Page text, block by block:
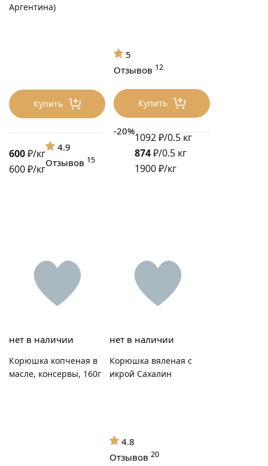
Купить
600₽/кг
600 ₽/кг
Аргентина)
4.9
Отзывов 15
Купить
-20%1092 ₽/0.5 кг
874₽/0.5 кг
1900 ₽/кг
5
Отзывов 12
нет в наличии
Корюшка копченая в
масле, консервы, 160г
нет в наличии
Корюшка вяленая с
икрой Сахалин
4.8
Отзывов 20